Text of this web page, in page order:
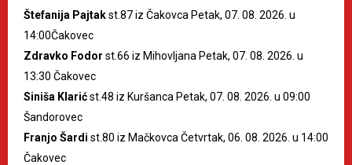
Štefanija Pajtakst.87 iz Čakovca Petak, 07. 08. 2026. u
14:00Čakovec
Zdravko Fodor st.66 iz Mihovljana Petak, 07. 08. 2026. u
13:30 Čakovec
Siniša Klarićst.48 iz Kuršanca Petak, 07. 08. 2026. u 09:00
Šandorovec
Franjo Šardi st.80 iz Mačkovca Četvrtak, 06. 08. 2026. u 14:00
Čakovec